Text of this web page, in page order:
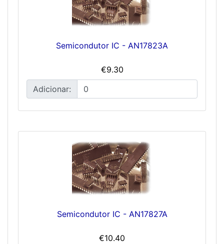
Semicondutor IC - AN17823A
€9.30
Adicionar:
Semicondutor IC - AN17827A
€10.40